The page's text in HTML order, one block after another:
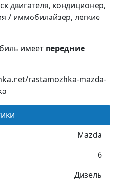
двигателя, кондиционер,
/ иммобилайзер, легкие
имеет передние
rastamozhka-mazda-
Mazda
6
Дизель